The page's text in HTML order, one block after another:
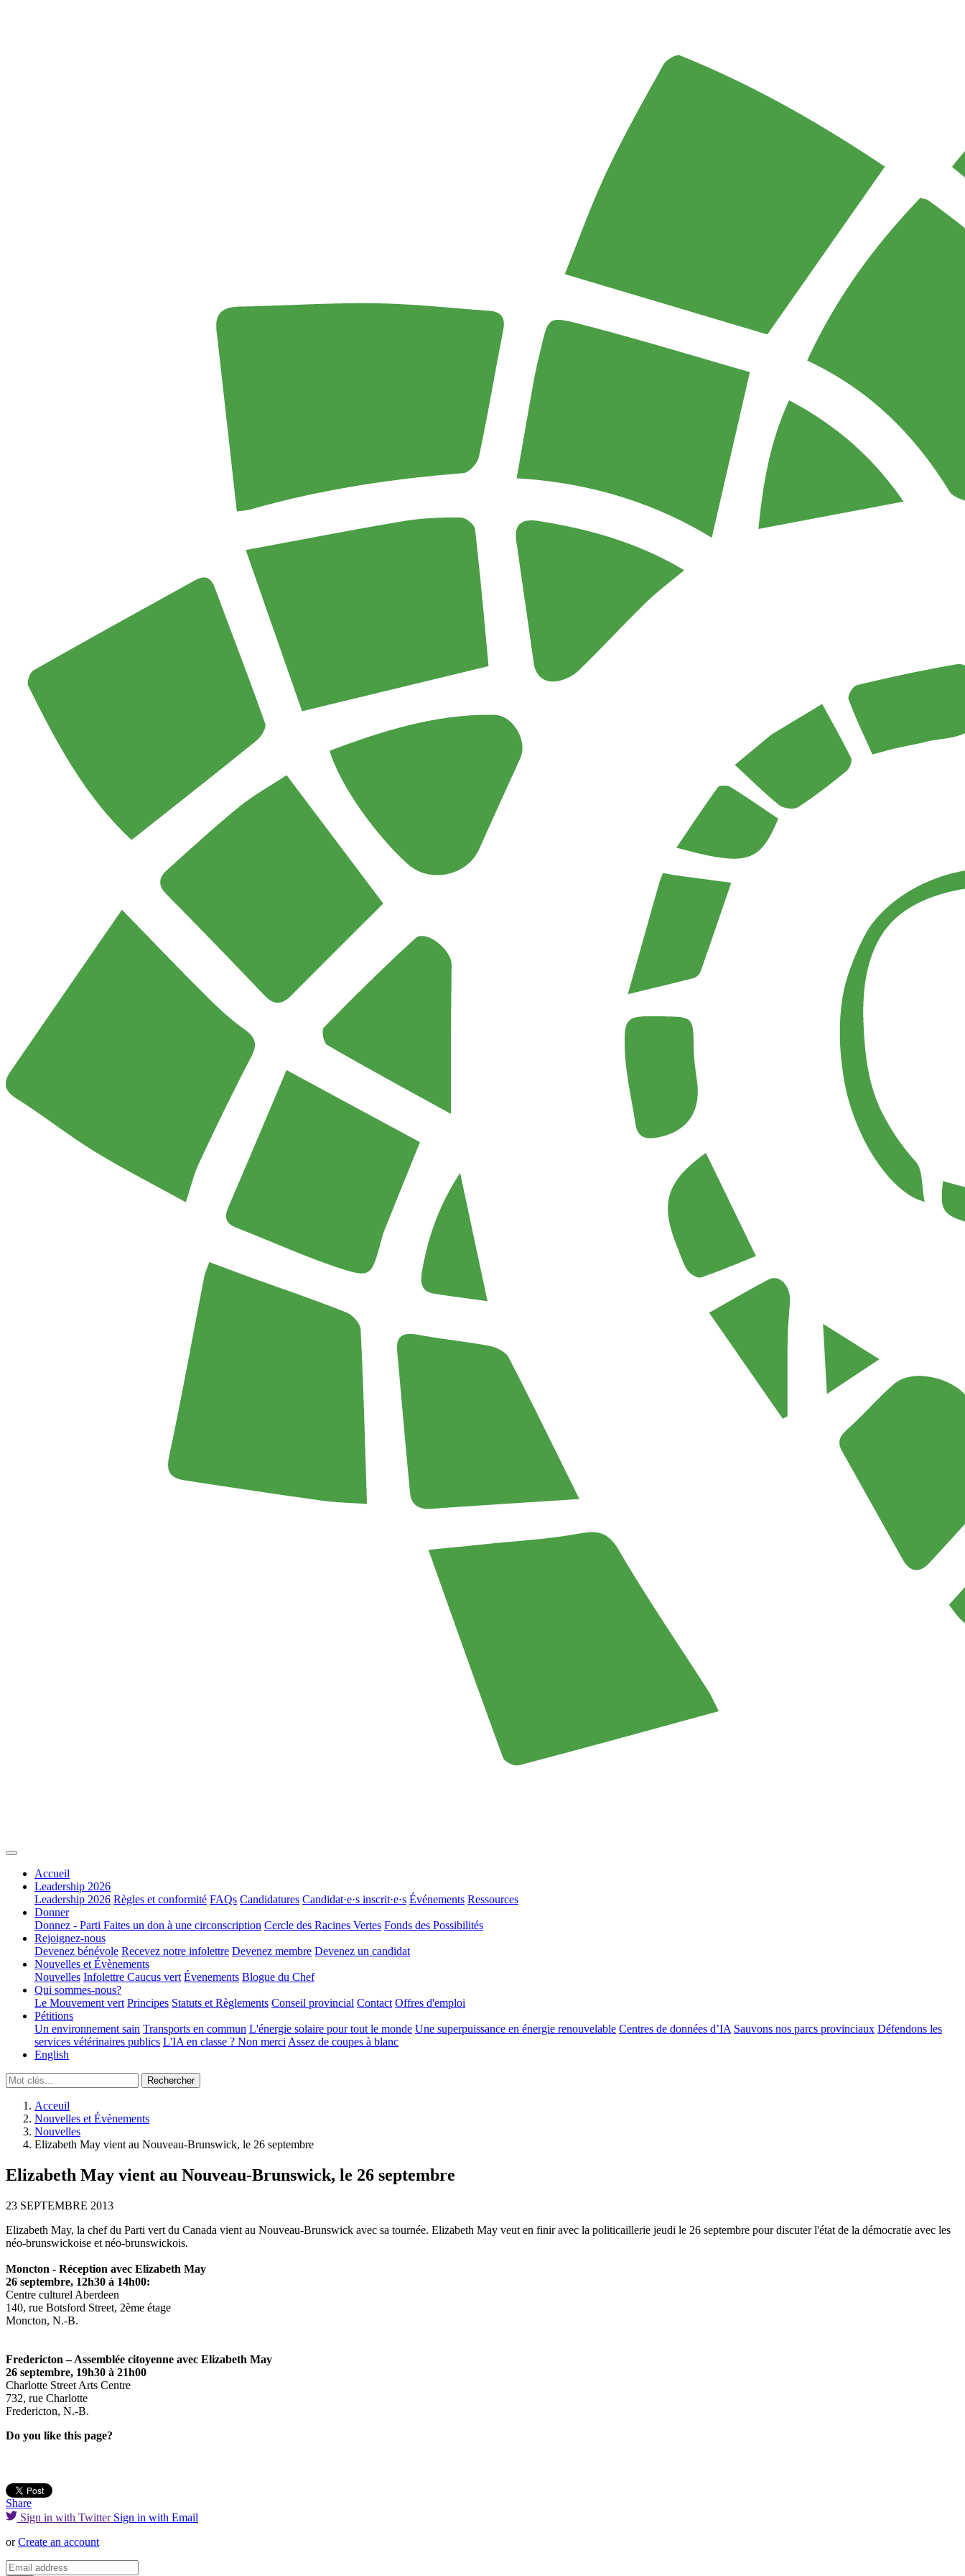
Accueil
Leadership 2026
Leadership 2026 Règles et conformité FAQs Candidatures Candidat·e·s inscrit·e·s Événements Ressources
Donner
Donnez - Parti Faites un don à une circonscription Cercle des Racines Vertes Fonds des Possibilités
Rejoignez-nous
Devenez bénévole Recevez notre infolettre Devenez membre Devenez un candidat
Nouvelles et Évènements
Nouvelles Infolettre Caucus vert Évenements Blogue du Chef
Qui sommes-nous?
Le Mouvement vert Principes Statuts et Règlements Conseil provincial Contact Offres d'emploi
Pétitions
Un environnement sain Transports en commun L'énergie solaire pour tout le monde Une superpuissance en énergie renouvelable Centres de données d’IA Sauvons nos parcs provinciaux Défendons les
services vétérinaires publics L'IA en classe ? Non merci Assez de coupes à blanc
English
Acceuil
Nouvelles et Évènements
Nouvelles
Elizabeth May vient au Nouveau-Brunswick, le 26 septembre
Elizabeth May vient au Nouveau-Brunswick, le 26 septembre
23 SEPTEMBRE 2013
Elizabeth May, la chef du Parti vert du Canada vient au Nouveau-Brunswick avec sa tournée. Elizabeth May veut en finir avec la politicaillerie jeudi le 26 septembre pour discuter l'état de la démocratie avec les
néo-brunswickoise et néo-brunswickois.
Moncton - Réception avec Elizabeth May
26 septembre, 12h30 à 14h00:
Centre culturel Aberdeen
140, rue Botsford Street, 2ème étage
Moncton, N.-B.
Fredericton – Assemblée citoyenne avec Elizabeth May
26 septembre, 19h30 à 21h00
Charlotte Street Arts Centre
732, rue Charlotte
Fredericton, N.-B.
Do you like this page?
Share
Sign in with Twitter Sign in with Email
orCreate an account